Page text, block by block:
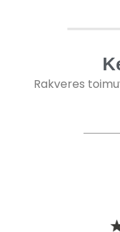
Rakveres